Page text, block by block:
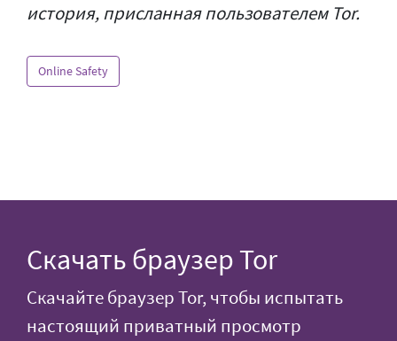
история, присланная пользователем Tor.
Online Safety
Скачать браузер Tor
Скачайте браузер Tor, чтобы испытать
настоящий приватный просмотр